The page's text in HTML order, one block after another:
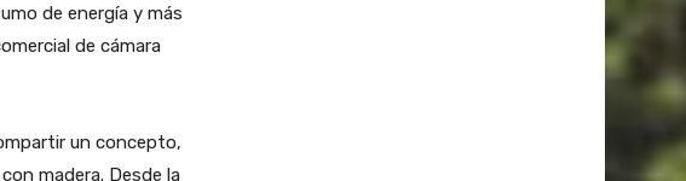
de energía y más
de cámara
un concepto,
madera. Desde la